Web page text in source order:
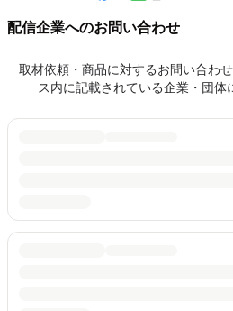
配信企業へのお問い合わせ
取材依頼・商品に対するお問い合わ
ス内に記載されている企業・団体